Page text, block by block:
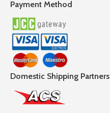
Payment Method
Domestic Shipping Partners